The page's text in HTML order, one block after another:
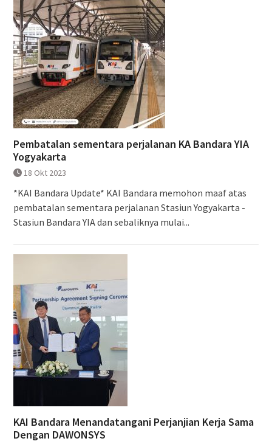
Pembatalan sementara perjalanan KA Bandara YIA
Yogyakarta
18 Okt 2023
*KAI Bandara Update* KAI Bandara memohon maaf atas
pembatalan sementara perjalanan Stasiun Yogyakarta -
Stasiun Bandara YIA dan sebaliknya mulai...
KAI Bandara Menandatangani Perjanjian Kerja Sama
Dengan DAWONSYS